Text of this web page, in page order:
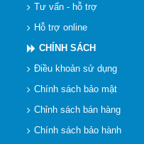
Tư vấn - hỗ trợ
Hỗ trợ online
CHÍNH SÁCH
Điều khoản sử dụng
Chính sách bảo mật
Chỉnh sách bán hàng
Chính sách bảo hành